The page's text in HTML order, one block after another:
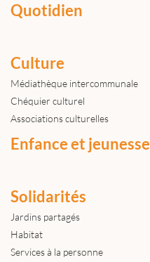
Quotidien
Culture
Médiathèque intercommunale
Chéquier culturel
Associations culturelles
Enfance et jeunesse
Solidarités
Jardins partagés
Habitat
Services à la personne